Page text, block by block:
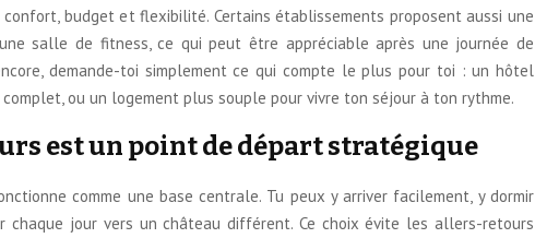
budget et flexibilité. Certains établissements proposent aussi une
salle de fitness, ce qui peut être appréciable après une journée de
demande-toi simplement ce qui compte le plus pour toi : un hôtel
ou un logement plus souple pour vivre ton séjour à ton rythme.
est un point de départ stratégique
comme une base centrale. Tu peux y arriver facilement, y dormir
chaque jour vers un château différent. Ce choix évite les allers-retours